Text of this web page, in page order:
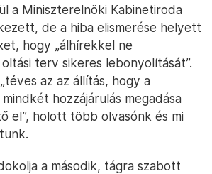
a Miniszterelnöki Kabinetiroda
de a hiba elismerése helyett
hogy „álhírekkel ne
terv sikeres lebonyolítását”.
az az állítás, hogy a
hozzájárulás megadása
el”, holott több olvasónk és mi
a második, tágra szabott